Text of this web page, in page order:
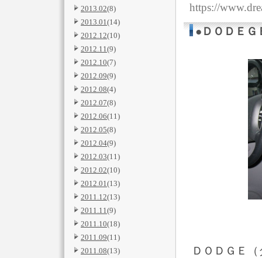
2013.02(8)
2013.01(14)
2012.12(10)
2012.11(9)
2012.10(7)
2012.09(9)
2012.08(4)
2012.07(8)
2012.06(11)
2012.05(8)
2012.04(9)
2012.03(11)
2012.02(10)
2012.01(13)
2011.12(13)
2011.11(9)
2011.10(18)
2011.09(11)
2011.08(13)
https://
●ＤＯＤＥＧ
ＤＯＤＧＥ